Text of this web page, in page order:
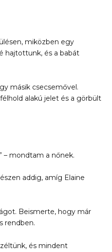
miközben egy
hajtottunk, és a babát
másik csecsemővel.
alakú jelet és a görbült
– mondtam a nőnek.
addig, amíg Elaine
Beismerte, hogy már
rendben.
és mindent